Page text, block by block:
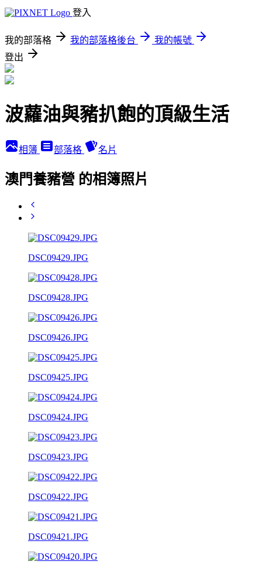
登入
我的部落格 我的部落格後台
我的帳號
登出
波蘿油與豬扒飽的頂級生活
相簿 部落格 名片
澳門養豬營 的相簿照片
DSC09429.JPG
DSC09428.JPG
DSC09426.JPG
DSC09425.JPG
DSC09424.JPG
DSC09423.JPG
DSC09422.JPG
DSC09421.JPG